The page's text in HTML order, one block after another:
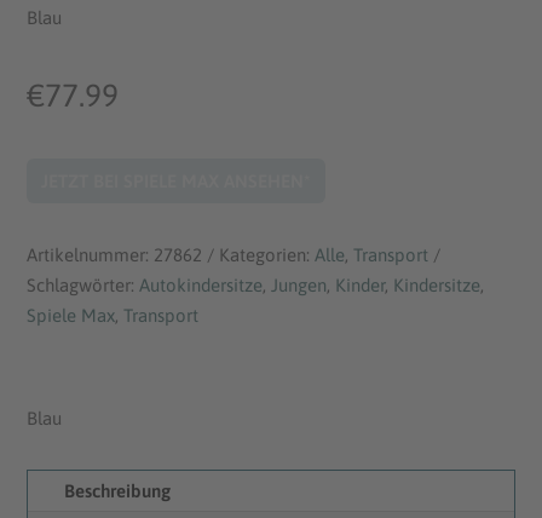
Blau
€77.99
Artikelnummer: 27862 Kategorien: Alle, Transport
Schlagwörter: Autokindersitze, Jungen, Kinder, Kindersitze,
Spiele Max, Transport
Blau
Beschreibung